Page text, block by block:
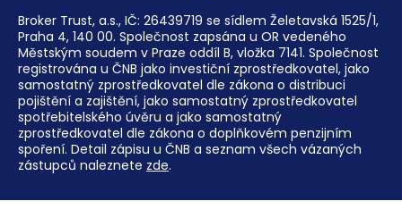
Broker Trust, a.s., IČ: 26439719 se sídlem Želetavská 1525/1,
Praha 4, 140 00. Společnost zapsána u OR vedeného
Městským soudem v Praze oddíl B, vložka 7141. Společnost
registrována u ČNB jako investiční zprostředkovatel, jako
samostatný zprostředkovatel dle zákona o distribuci
pojištění a zajištění, jako samostatný zprostředkovatel
spotřebitelského úvěru a jako samostatný
zprostředkovatel dle zákona o doplňkovém penzijním
spoření. Detail zápisu u ČNB a seznam všech vázaných
zástupců naleznete zde.